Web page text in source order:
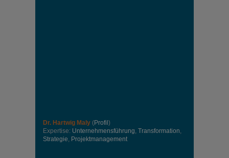
Dr. Hartwig Maly (Profil )
Expertise: Unternehmensführung, Transformation,
Strategie, Projektmanagement